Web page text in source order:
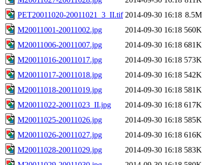
PET20011020-20011021_3_II.tif 2014-09-30 16:18 8.5M
M20011001-20011002.jpg
2014-09-30 16:18 560K
M20011006-20011007.jpg
2014-09-30 16:18 681K
M20011016-20011017.jpg
2014-09-30 16:18 573K
M20011017-20011018.jpg
2014-09-30 16:18 542K
M20011018-20011019.jpg
2014-09-30 16:18 581K
M20011022-20011023_II.jpg
2014-09-30 16:18 617K
M20011025-20011026.jpg
2014-09-30 16:18 585K
M20011026-20011027.jpg
2014-09-30 16:18 616K
M20011028-20011029.jpg
2014-09-30 16:18 583K